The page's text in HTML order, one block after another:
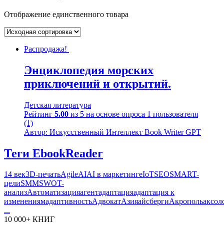
Отображение единственного товара
Распродажа!
Энциклопедия морских
приключений и открытий.
Детская литература
Рейтинг 5.00 из 5 на основе опроса 1 пользователя
(1)
Автор: Искусственный Интеллект Book Writer GPT
Теги EbookReader
14 век3D-печатьAgileAIAI в маркетингеIoTSEOSMART-
целиSMMSWOT-
анализАвтоматизацияагентадаптацияадаптация к
изменениямадаптивностьАдвокатАзияайсбергиАкрополь
...
10 000+ КНИГ